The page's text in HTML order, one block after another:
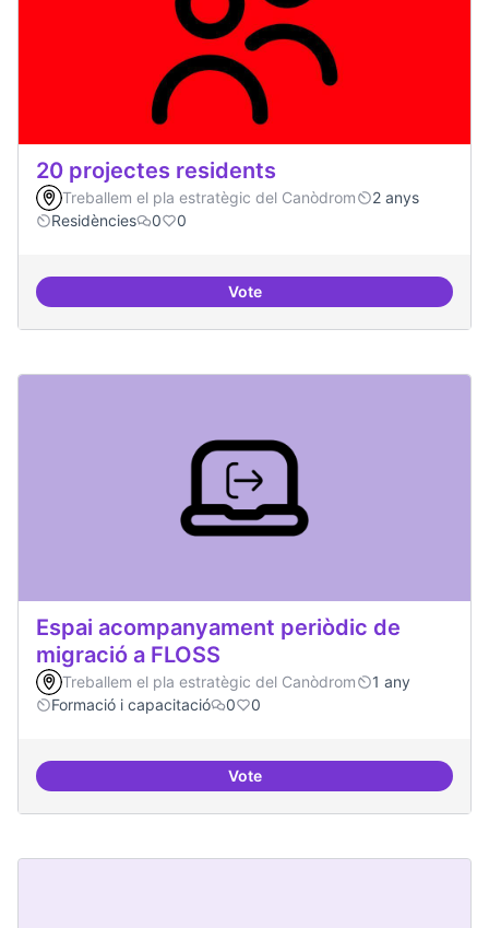
20 projectes residents
Treballem el pla estratègic del Canòdrom
2 anys
Residències
0 0
Vote20 projectes residents
Espai acompanyament periòdic de
migració a FLOSS
Treballem el pla estratègic del Canòdrom
1 any
Formació i capacitació
0 0
VoteEspai acompanyament periòdic